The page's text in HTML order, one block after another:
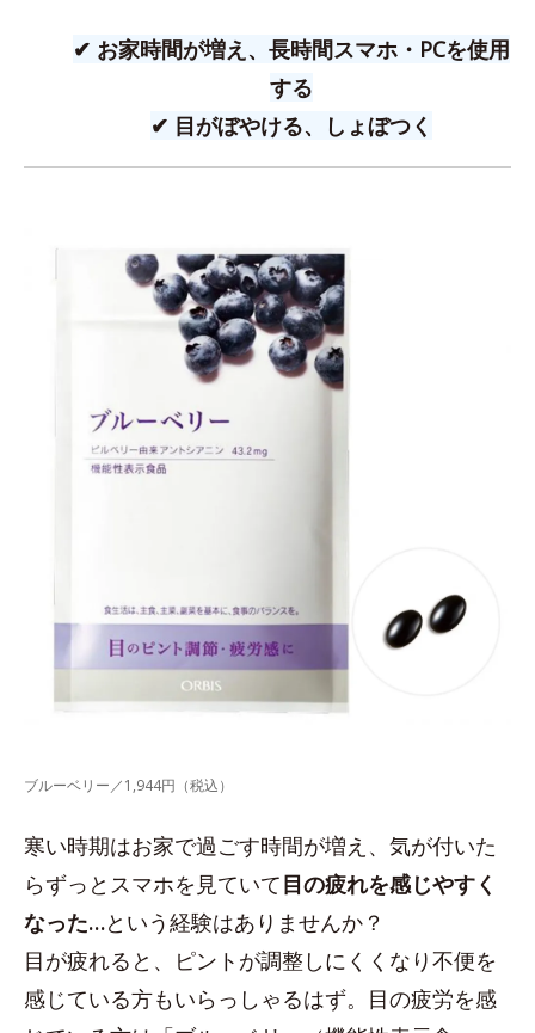
✔ お家時間が増え、長時間スマホ・PCを使用
する
✔ 目がぼやける、しょぼつく
ブルーベリー／1,944円（税込）
寒い時期はお家で過ごす時間が増え、気が付いた
らずっとスマホを見ていて目の疲れを感じやすく
なった…という経験はありませんか？
目が疲れると、ピントが調整しにくくなり不便を
感じている方もいらっしゃるはず。目の疲労を感